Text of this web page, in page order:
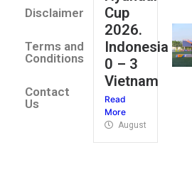
Disclaimer
Terms and
Conditions
Contact
Us
Cup
2026.
Indonesia
0 – 3
Vietnam
Read
More
August 4, 2026